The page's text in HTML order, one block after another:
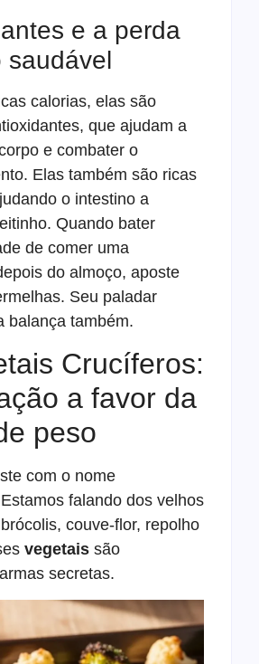
e a perda
saudável
calorias, elas são
que ajudam a
e combater o
Elas também são ricas
o intestino a
Quando bater
de comer uma
do almoço, aposte
Seu paladar
balança também.
Crucíferos:
a favor da
peso
com o nome
Estamos falando dos velhos
couve-flor, repolho
vegetais são
secretas.